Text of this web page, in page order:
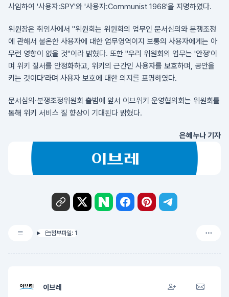
사임하여 '사용자:SPY'와 '사용자:Communist 1968'을 지명하였다.
위원장은 취임사에서 "위원회는 위원회의 업무인 문서심의와 분쟁조정
에 관해서 불온한 사용자에 대한 업무영역이지 보통의 사용자에게는 아
무런 영향이 없을 것"이라 밝혔다. 또한 "우리 위원회의 업무는 '안정'이
며 위키 질서를 안정화하고, 위키의 근간인 사용자를 보호하며, 공안을
키는 것이다'라며 사용자 보호에 대한 의지를 표명하였다.
문서심의·분쟁조정위원회 출범에 앞서 이브위키 운영협의회는 위원회를
통해 위키 서비스 질 향상이 기대된다 밝혔다.
은혜누나 기자
첨부파일: 1
이브레